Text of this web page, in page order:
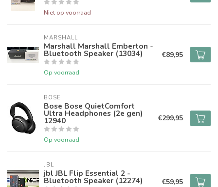
Niet op voorraad
MARSHALL
Marshall Marshall Emberton -
Bluetooth Speaker (13034)
Op voorraad
€89,95
BOSE
Bose Bose QuietComfort
Ultra Headphones (2e gen)
12940
Op voorraad
€299,95
JBL
jbl JBL Flip Essential 2 -
Bluetooth Speaker (12274) €59,95